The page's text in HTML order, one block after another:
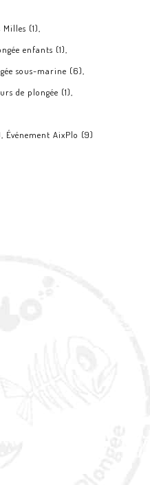
Milles (1)
enfants (1)
sous-marine (6)
de plongée (1)
Événement AixPlo (9)